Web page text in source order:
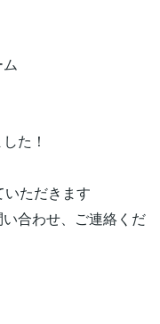
た！
ただきます
合わせ、ご連絡くだ